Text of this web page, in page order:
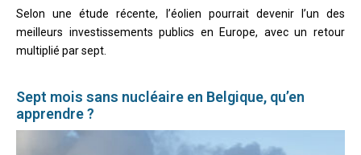
Selon une étude récente, l’éolien pourrait devenir l’un des
meilleurs investissements publics en Europe, avec un retour
multiplié par sept.
Sept mois sans nucléaire en Belgique, qu’en
apprendre ?